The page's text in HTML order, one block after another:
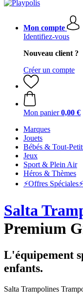
Mon compte
Identifiez-vous
Nouveau client ?
Créer un compte
Mon panier 0,00 €
Marques
Jouets
Bébés & Tout-
Jeux
Sport & Plein Air
Héros & Thèmes
⚡️Offres Spéciales⚡️
Salta
Premium
L'équipement
enfants.
Salta Trampolines